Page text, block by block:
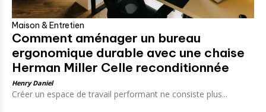
Maison & Entretien
Comment aménager un bureau
ergonomique durable avec une chaise
Herman Miller Celle reconditionnée
Henry Daniel
Créer un espace de travail performant ne consiste plus...